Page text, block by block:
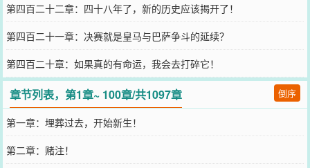
第四百二十二章：四十八年了，新的历史应该揭开了！
第四百二十一章：决赛就是皇马与巴萨争斗的延续？
第四百二十章：如果真的有命运，我会去打碎它！
章节列表，第1章~ 100章/共1097章 倒序
第一章：埋葬过去，开始新生！
第二章：赌注！